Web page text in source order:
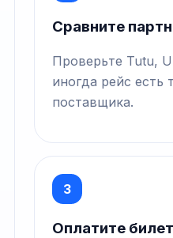
Сравните
Проверьте Tutu,
иногда рейс есть
поставщика.
3
Оплатите билет